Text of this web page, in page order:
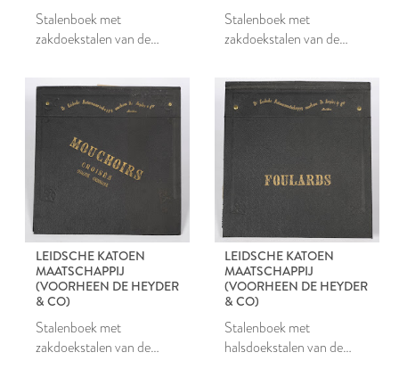
Stalenboek met
zakdoekstalen van de
Stalenboek met
zakdoekstalen van de
Maatschappij
LEIDSCHE KATOEN
MAATSCHAPPIJ
(VOORHEEN DE HEYDER
& CO)
Stalenboek met
zakdoekstalen van de
LEIDSCHE KATOEN
MAATSCHAPPIJ
(VOORHEEN DE HEYDER
& CO)
Stalenboek met
halsdoekstalen van de